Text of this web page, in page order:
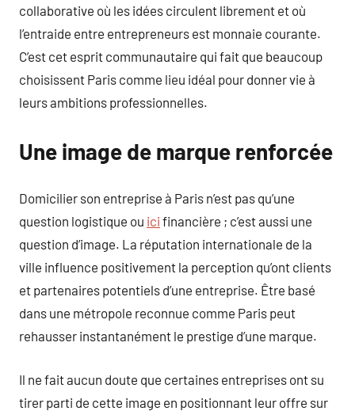
collaborative où les idées circulent librement et où
l’entraide entre entrepreneurs est monnaie courante.
C’est cet esprit communautaire qui fait que beaucoup
choisissent Paris comme lieu idéal pour donner vie à
leurs ambitions professionnelles.
Une image de marque renforcée
Domicilier son entreprise à Paris n’est pas qu’une
question logistique ou ici financière ; c’est aussi une
question d’image. La réputation internationale de la
ville influence positivement la perception qu’ont clients
et partenaires potentiels d’une entreprise. Être basé
dans une métropole reconnue comme Paris peut
rehausser instantanément le prestige d’une marque.
Il ne fait aucun doute que certaines entreprises ont su
tirer parti de cette image en positionnant leur offre sur